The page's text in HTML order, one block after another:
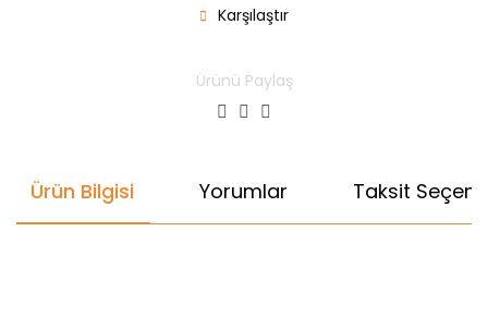
Karşılaştır
Ürünü Paylaş
Ürün Bilgisi Yorumlar Taksit